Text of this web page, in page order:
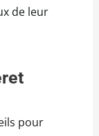
de leur
pour